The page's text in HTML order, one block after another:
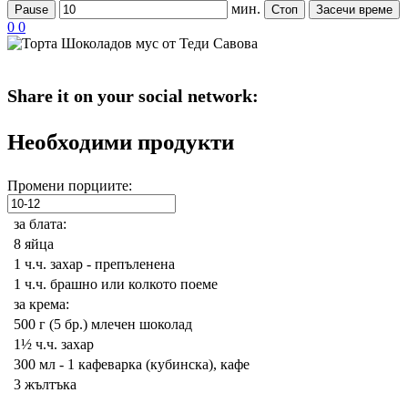
Pause мин. Стоп Засечи време
0 0
Share it on your social network:
Необходими продукти
Промени порциите:
за блата:
8 яйца
1 ч.ч. захар - препъленена
1 ч.ч. брашно или колкото поеме
за крема:
500 г (5 бр.) млечен шоколад
1½ ч.ч. захар
300 мл - 1 кафеварка (кубинска), кафе
3 жълтъка